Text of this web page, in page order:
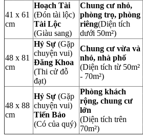
41 x 61
cm
Hoạch Tài
(Đón tài lộc)
Tài Lộc
(Giàu sang)
Chung cư nhỏ,
phòng trọ, phòng
riêng(Diện tích
dưới 50m²)
48 x 81
cm
Hỷ Sự (Gặp
chuyện vui)
Đăng Khoa
(Thi cử đỗ
đạt)
Chung cư vừa và
nhỏ, nhà phố
(Diện tích từ 50m²
- 70m²)
48 x 88
cm
Hỷ Sự (Gặp
chuyện vui)
Tiến Bảo
(Có của quý)
Phòng khách
rộng, chung cư
lớn
(Diện tích trên
70m²)